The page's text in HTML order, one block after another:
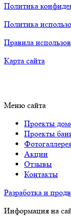
Политика
Политика
Правила
Карта сайта
Меню сайта
Проекты
Проекты
Акции
Отзывы
Контакты
Разработка и
Информация на